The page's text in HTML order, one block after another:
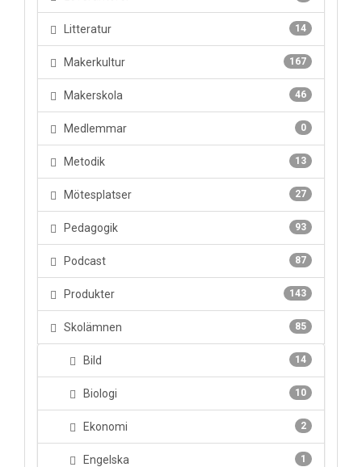
14
Litteratur
167
Makerkultur
46
Makerskola
0
Medlemmar
13
Metodik
27
Mötesplatser
93
Pedagogik
87
Podcast
143
Produkter
85
Skolämnen
14
Bild
10
Biologi
2
Ekonomi
1
Engelska